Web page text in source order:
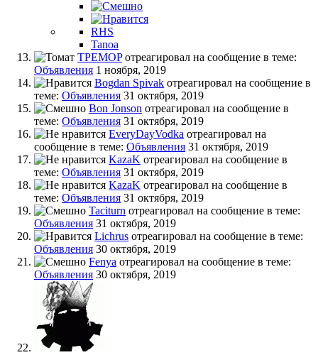
RHS
Tanoa
TPEMOPотреагировал на сообщение в теме:
Объявления 1 ноября, 2019
Bogdan Spivak отреагировал на сообщение в
теме: Объявления 31 октября, 2019
Bon Jonson отреагировал на сообщение в
теме: Объявления 31 октября, 2019
EveryDayVodka отреагировал на
сообщение в теме: Объявления 31 октября, 2019
KazaK отреагировал на сообщение в
теме: Объявления 31 октября, 2019
KazaK отреагировал на сообщение в
теме: Объявления 31 октября, 2019
Taciturn отреагировал на сообщение в теме:
Объявления 31 октября, 2019
Lichrus отреагировал на сообщение в теме:
Объявления 30 октября, 2019
Fenya отреагировал на сообщение в теме:
Объявления 30 октября, 2019